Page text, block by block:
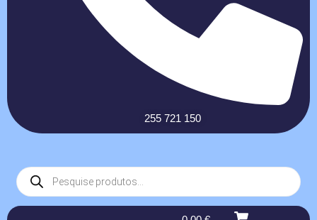
255 721 150